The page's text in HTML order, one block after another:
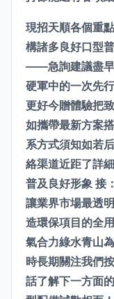
現招天順各個重
構諸多良好口型
——急詢建議盡早
硬軍中的一次先
更好今贈體驗把
如攜帶最新方案
系方式須知如若
絡渠道近距了詳
普及良好形象 接
讓業界市場最透
造環保項目的全
氣合力綠水青山
時長期關注我們
話了解下一方面